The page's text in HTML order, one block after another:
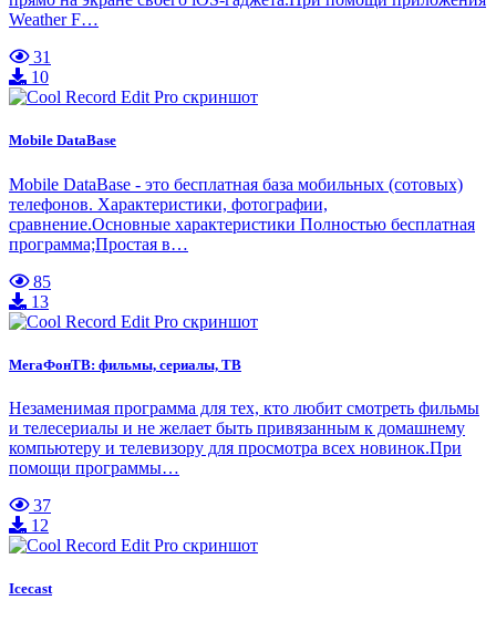
Weather F…
31
10
Mobile DataBase
Mobile DataBase - это бесплатная база мобильных (сотовых)
телефонов. Характеристики, фотографии,
сравнение.Основные характеристики Полностью бесплатная
программа;Простая в…
85
13
МегаФонТВ: фильмы, сериалы, ТВ
Незаменимая программа для тех, кто любит смотреть фильмы
и телесериалы и не желает быть привязанным к домашнему
компьютеру и телевизору для просмотра всех новинок.При
помощи программы…
37
12
Icecast